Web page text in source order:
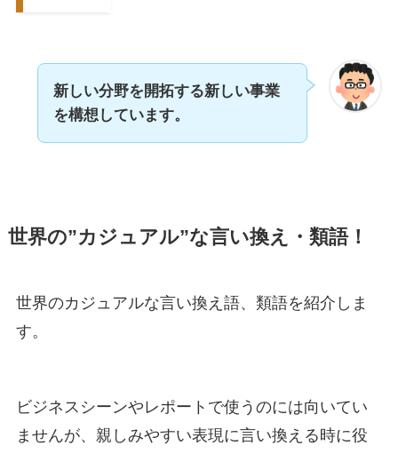
新しい分野を開拓する新しい事業
を構想しています。
世界の”カジュアル”な言い換え・類語！
世界のカジュアルな言い換え語、類語を紹介しま
す。
ビジネスシーンやレポートで使うのには向いてい
ませんが、親しみやすい表現に言い換える時に役